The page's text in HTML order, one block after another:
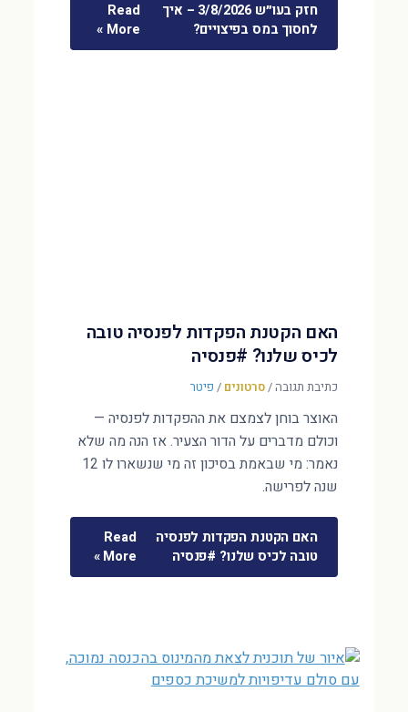
חזק בעו״ש 3/8/2026 – איך
לחסוך במס בפיצויים?
Read
More »
האם הקטנת הפקדות לפנסיה טובה
לכיס שלנו? #פנסיה
כתיבת תגובה/סרטונים / פיטר
האוצר בוחן לצמצם את ההפקדות לפנסיה —
וכולם מדברים על הדור הצעיר. אז הנה מה שלא
נאמר: מי שבאמת בסיכון זה מי שנשארו לו 12
שנה לפרישה.
האם הקטנת הפקדות לפנסיה
טובה לכיס שלנו? #פנסיה
Read
More »